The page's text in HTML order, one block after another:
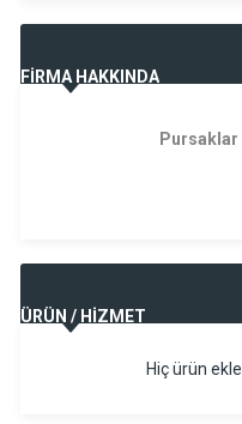
FİRMA HAKKINDA
Pursaklar
ÜRÜN / HİZMET
Hiç ürün